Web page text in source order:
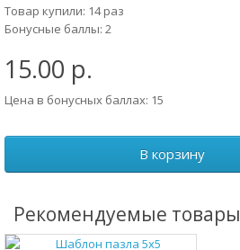
Товар купили: 14 раз
Бонусные баллы: 2
15.00 р.
Цена в бонусных баллах: 15
В корзину
Рекомендуемые товары